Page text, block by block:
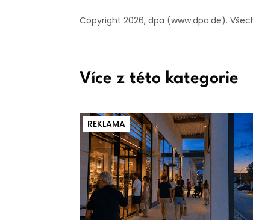
Copyright 2026, dpa (www.dpa.de).
Více z této kategorie
REKLAMA